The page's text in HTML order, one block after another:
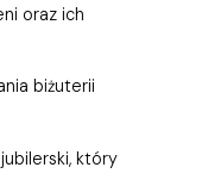
oraz ich
biżuterii
który